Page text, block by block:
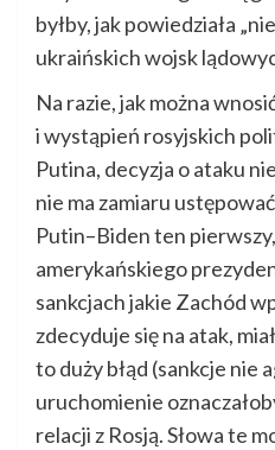
byłby, jak powiedziała
ukraińskich wojsk
Na razie, jak można
i wystąpień rosyjskich
Putina, decyzja o ataku
nie ma zamiaru
Putin–Biden ten
amerykańskiego
sankcjach jakie Zachód
zdecyduje się na atak,
to duży błąd (sankcje nie
uruchomienie
relacji z Rosją. Słowa te